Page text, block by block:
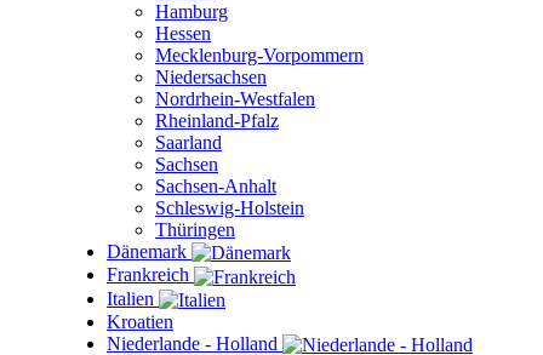
Hamburg
Hessen
Mecklenburg-Vorpommern
Niedersachsen
Nordrhein-Westfalen
Rheinland-Pfalz
Saarland
Sachsen
Sachsen-Anhalt
Schleswig-Holstein
Thüringen
Dänemark
Frankreich
Italien
Kroatien
Niederlande - Holland